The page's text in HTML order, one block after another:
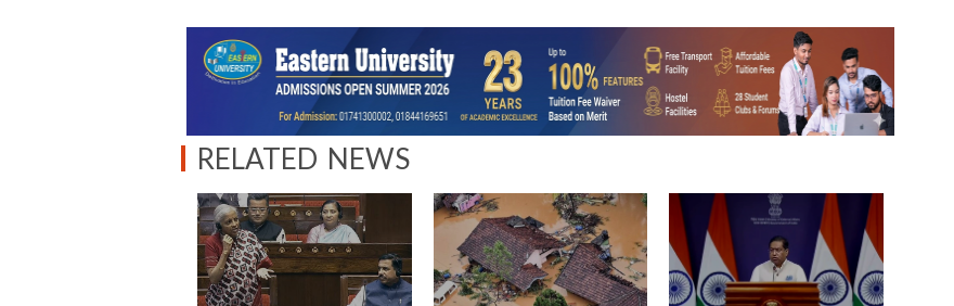
RELATED NEWS